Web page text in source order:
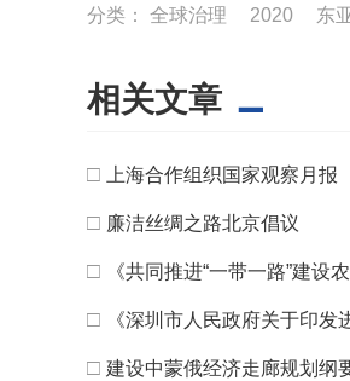
分类： 全球治理 2020 东
相关文章
□ 上海合作组织国家观察月
□ 廉洁丝绸之路北京倡议
□ 《共同推进“一带一路”建设
□ 《深圳市人民政府关于印
□ 建设中蒙俄经济走廊规划纲